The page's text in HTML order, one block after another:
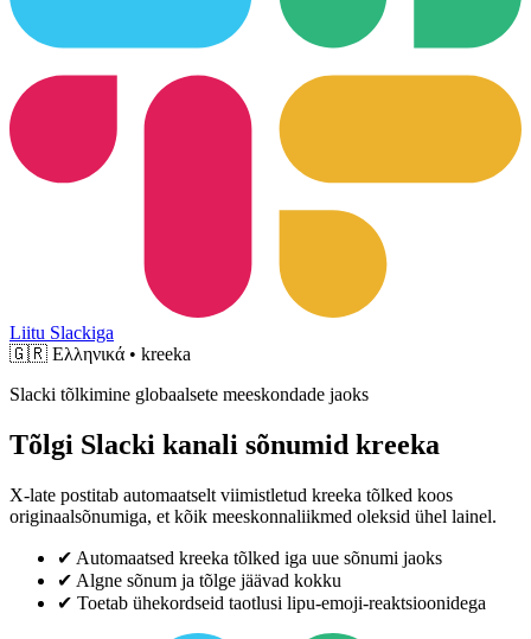
Liitu Slackiga
🇬🇷 Ελληνικά • kreeka
Slacki tõlkimine globaalsete meeskondade jaoks
Tõlgi Slacki kanali sõnumid kreeka
X-late postitab automaatselt viimistletud kreeka tõlked koos
originaalsõnumiga, et kõik meeskonnaliikmed oleksid ühel lainel.
✔ Automaatsed kreeka tõlked iga uue sõnumi jaoks
✔ Algne sõnum ja tõlge jäävad kokku
✔ Toetab ühekordseid taotlusi lipu-emoji-reaktsioonidega